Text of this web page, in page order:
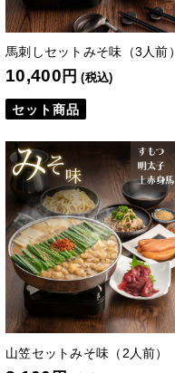
馬刺しセットみそ味（3人前）
10,400 円 (税込)
セット商品
山笠セットみそ味（2人前）